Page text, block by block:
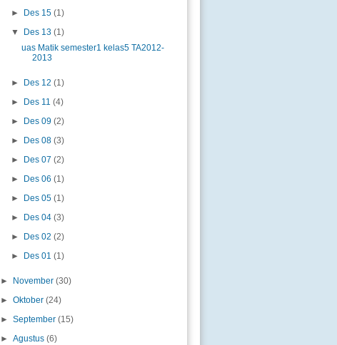
►
Des 15 (1)
▼
Des 13 (1)
uas Matik semester1 kelas5 TA2012-
2013
► Des 12 (1)
►
Des 11 (4)
►
Des 09 (2)
►
Des 08 (3)
►
Des 07 (2)
►
Des 06 (1)
►
Des 05 (1)
►
Des 04 (3)
►
Des 02 (2)
►
Des 01 (1)
► November (30)
►Oktober (24)
►September (15)
►Agustus (6)